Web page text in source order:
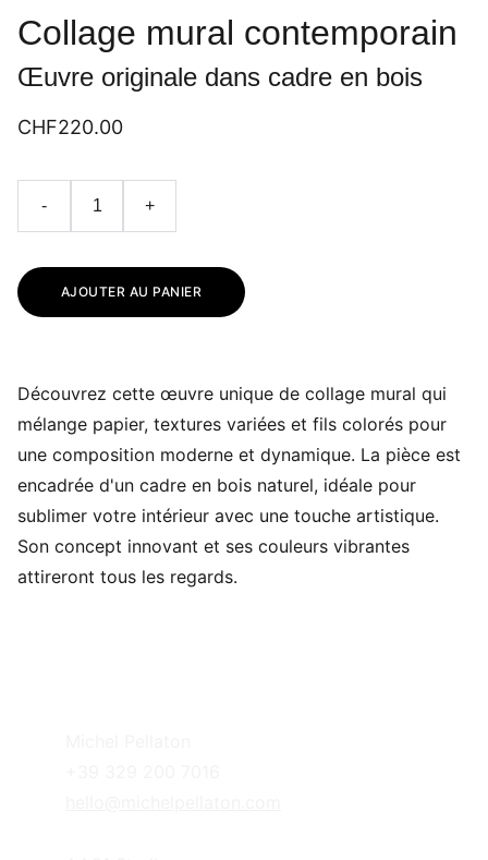
Collage mural contemporain
Œuvre originale dans cadre en bois
CHF220.00
- +
AJOUTER AU PANIER
Découvrez cette œuvre unique de collage mural qui
mélange papier, textures variées et fils colorés pour
une composition moderne et dynamique. La pièce est
encadrée d'un cadre en bois naturel, idéale pour
sublimer votre intérieur avec une touche artistique.
Son concept innovant et ses couleurs vibrantes
attireront tous les regards.